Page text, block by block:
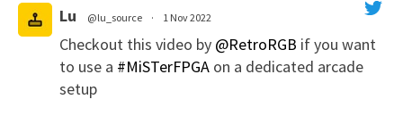
Lu @lu_source · 1 Nov 2022
Checkout this video by @RetroRGB if you want
to use a #MiSTerFPGAon a dedicated arcade
setup